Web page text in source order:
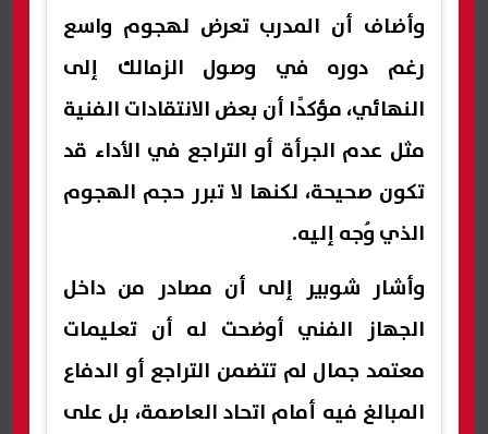
وأضاف أن المدرب تعرض لهجوم واسع
رغم دوره في وصول الزمالك إلى
النهائي، مؤكدًا أن بعض الانتقادات الفنية
مثل عدم الجرأة أو التراجع في الأداء قد
تكون صحيحة، لكنها لا تبرر حجم الهجوم
الذي وُجه إليه.
وأشار شوبير إلى أن مصادر من داخل
الجهاز الفني أوضحت له أن تعليمات
معتمد جمال لم تتضمن التراجع أو الدفاع
المبالغ فيه أمام اتحاد العاصمة، بل على